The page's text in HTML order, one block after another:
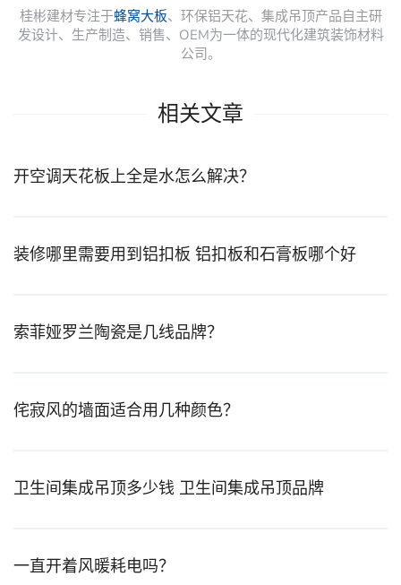
桂彬建材专注于蜂窝大板、环保铝天花、集成吊顶产品自主研
发设计、生产制造、销售、OEM为一体的现代化建筑装饰材料
公司。
相关文章
开空调天花板上全是水怎么解决？
装修哪里需要用到铝扣板 铝扣板和石膏板哪个好
索菲娅罗兰陶瓷是几线品牌？
侘寂风的墙面适合用几种颜色？
卫生间集成吊顶多少钱 卫生间集成吊顶品牌
一直开着风暖耗电吗？